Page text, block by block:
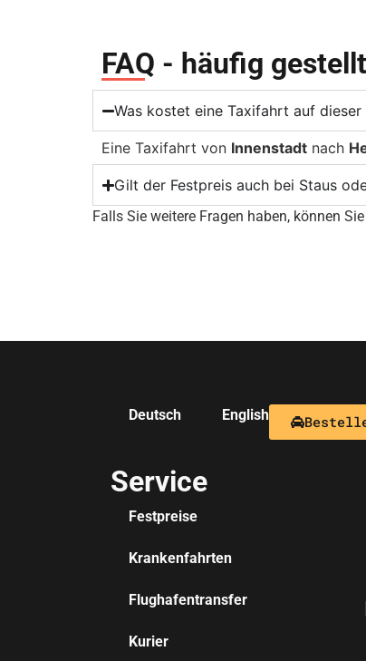
FAQ - häufig
Was kostet eine Taxifahrt auf
Eine Taxifahrt von Innenstadt nach
Gilt der Festpreis auch bei Staus
Falls Sie weitere Fragen haben, können
Deutsch English
Service
Festpreise
Krankenfahrten
Flughafentransfer
Kurier